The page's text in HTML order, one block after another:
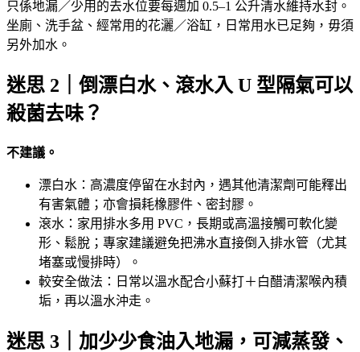
只係地漏／少用的去水位要每週加 0.5–1 公升清水維持水封。
坐廁、洗手盆、經常用的花灑／浴缸，日常用水已足夠，毋須
另外加水。
迷思 2｜倒漂白水、滾水入 U 型隔氣可以
殺菌去味？
不建議。
漂白水：高濃度停留在水封內，遇其他清潔劑可能釋出
有害氣體；亦會損耗橡膠件、密封膠。
滾水：家用排水多用 PVC，長期或高溫接觸可軟化變
形、鬆脫；專家建議避免把沸水直接倒入排水管（尤其
堵塞或慢排時）。
較安全做法：日常以溫水配合小蘇打＋白醋清潔喉內積
垢，再以溫水沖走。
迷思 3｜加少少食油入地漏，可減蒸發、